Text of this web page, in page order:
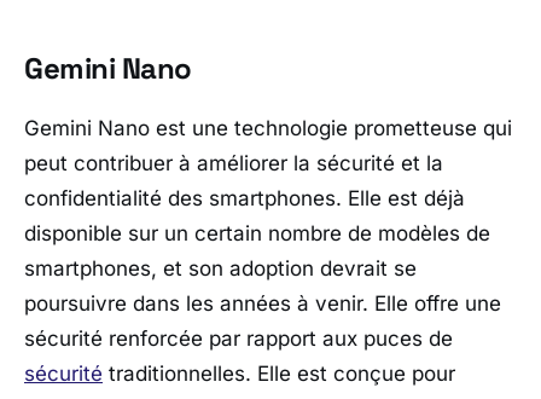
Gemini Nano
Gemini Nano est une technologie prometteuse qui
peut contribuer à améliorer la sécurité et la
confidentialité des smartphones. Elle est déjà
disponible sur un certain nombre de modèles de
smartphones, et son adoption devrait se
poursuivre dans les années à venir. Elle offre une
sécurité renforcée par rapport aux puces de
sécurité traditionnelles. Elle est conçue pour